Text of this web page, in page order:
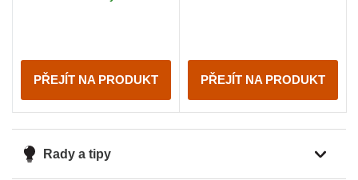
PŘEJÍT NA PRODUKT PŘEJÍT NA PRODUKT
Rady a tipy